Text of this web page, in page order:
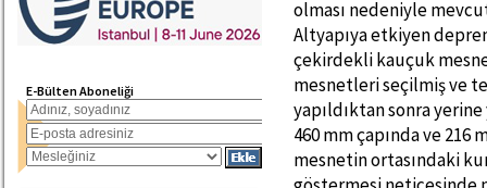
E-Bülten Aboneliği
olması nedeniyle
Altyapıya etkiyen
çekirdekli kauçuk
mesnetleri seçilmiş ve
yapıldıktan sonra
460 mm çapında ve
mesnetin ortasındaki